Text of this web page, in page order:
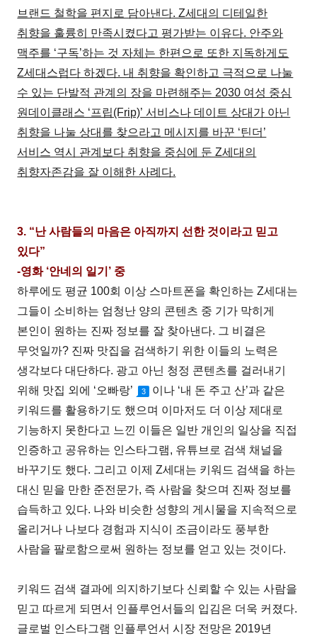
브랜드 철학을 편지로 담아낸다. Z세대의 디테일한
취향을 훌륭히 만족시켰다고 평가받는 이유다. 안주와
맥주를 ‘구독’하는 것 자체는 한편으로 또한 지독하게도
Z세대스럽다 하겠다. 내 취향을 확인하고 극적으로 나눌
수 있는 단발적 관계의 장을 마련해주는 2030 여성 중심
원데이클래스 ‘프립(Frip)’ 서비스나 데이트 상대가 아닌
취향을 나눌 상대를 찾으라고 메시지를 바꾼 ‘틴더’
서비스 역시 관계보다 취향을 중심에 둔 Z세대의
취향자존감을 잘 이해한 사례다.
3. “난 사람들의 마음은 아직까지 선한 것이라고 믿고
있다”
-영화 ‘안네의 일기’ 중
하루에도 평균 100회 이상 스마트폰을 확인하는 Z세대는
그들이 소비하는 엄청난 양의 콘텐츠 중 기가 막히게
본인이 원하는 진짜 정보를 잘 찾아낸다. 그 비결은
무엇일까? 진짜 맛집을 검색하기 위한 이들의 노력은
생각보다 대단하다. 광고 아닌 청정 콘텐츠를 걸러내기
위해 맛집 외에 ‘오빠랑’
3
이나 ‘내 돈 주고 산’과 같은
키워드를 활용하기도 했으며 이마저도 더 이상 제대로
기능하지 못한다고 느낀 이들은 일반 개인의 일상을 직접
인증하고 공유하는 인스타그램, 유튜브로 검색 채널을
바꾸기도 했다. 그리고 이제 Z세대는 키워드 검색을 하는
대신 믿을 만한 준전문가, 즉 사람을 찾으며 진짜 정보를
습득하고 있다. 나와 비슷한 성향의 게시물을 지속적으로
올리거나 나보다 경험과 지식이 조금이라도 풍부한
사람을 팔로함으로써 원하는 정보를 얻고 있는 것이다.
키워드 검색 결과에 의지하기보다 신뢰할 수 있는 사람을
믿고 따르게 되면서 인플루언서들의 입김은 더욱 커졌다.
글로벌 인스타그램 인플루언서 시장 전망은 2019년